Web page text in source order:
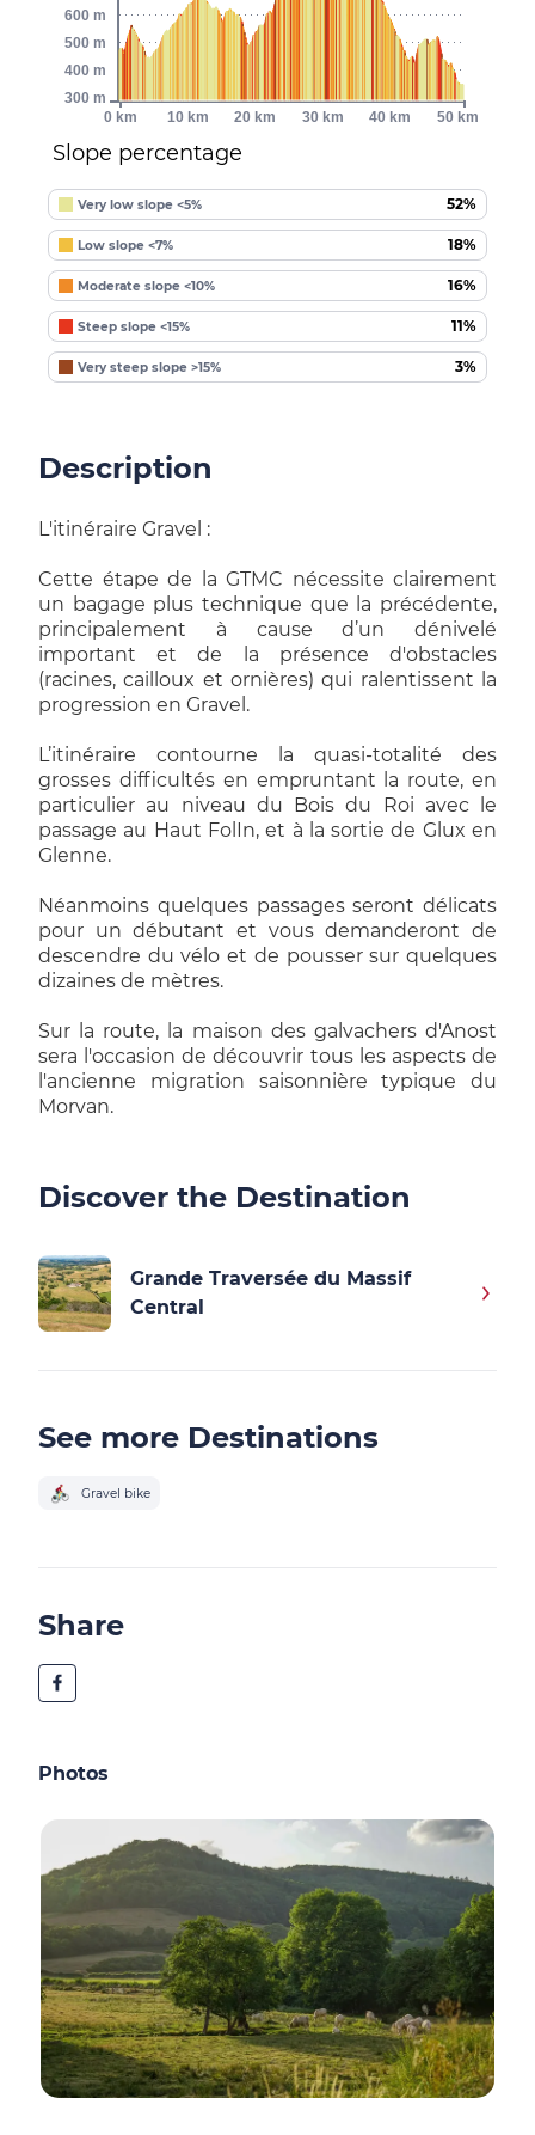
Slope percentage
Very low slope <5% 52%
Low slope <7% 18%
Moderate slope <10% 16%
Steep slope <15% 11%
Very steep slope >15% 3%
0 km 10 km 20 km 30 km 40 km 50 km
300 m
400 m
500 m
600 m
Description
L'itinéraire Gravel :
Cette étape de la GTMC nécessite clairement
un bagage plus technique que la précédente,
principalement à cause d’un dénivelé
important et de la présence d'obstacles
(racines, cailloux et ornières) qui ralentissent la
progression en Gravel.
L’itinéraire contourne la quasi-totalité des
grosses difficultés en empruntant la route, en
particulier au niveau du Bois du Roi avec le
passage au Haut FolIn, et à la sortie de Glux en
Glenne.
Néanmoins quelques passages seront délicats
pour un débutant et vous demanderont de
descendre du vélo et de pousser sur quelques
dizaines de mètres.
Sur la route, la maison des galvachers d'Anost
sera l'occasion de découvrir tous les aspects de
l'ancienne migration saisonnière typique du
Morvan.
Discover the Destination
Grande Traversée du Massif
Central
See more Destinations
Gravel bike
Share
Photos